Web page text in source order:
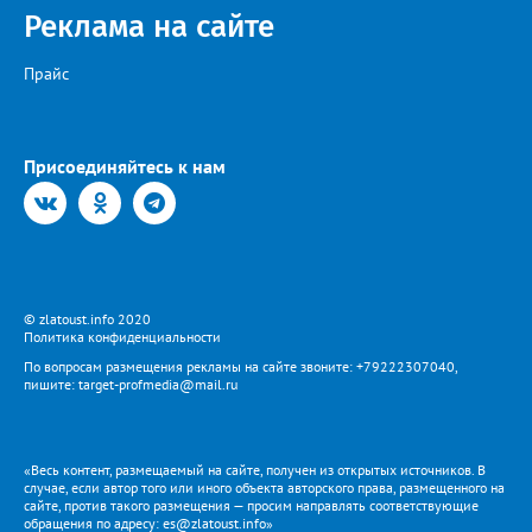
ёмкостей из-под спиртного всех видов и размеров… Фото:
Светлана К., специально для «Златоуст.инфо». Обсуждение
Реклама на сайте
Прайс
Присоединяйтесь к нам
© zlatoust.info 2020
Политика конфиденциальности
По вопросам размещения рекламы на сайте звоните: +79222307040,
пишите: target-profmedia@mail.ru
«Весь контент, размещаемый на сайте, получен из открытых источников. В
случае, если автор того или иного объекта авторского права, размещенного на
сайте, против такого размещения — просим направлять соответствующие
обращения по адресу: es@zlatoust.info»